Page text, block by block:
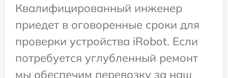
Квалифицированный инженер
приедет в оговоренные сроки для
проверки устройства iRobot. Если
потребуется углубленный ремонт
мы обеспечим перевозку за наш